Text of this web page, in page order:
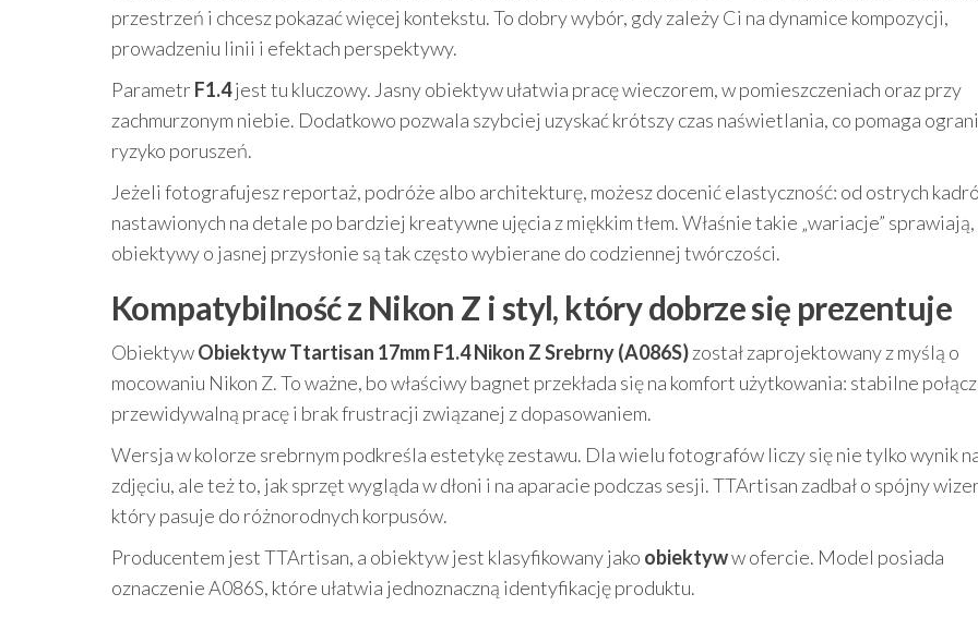
przestrzeń i chcesz pokazać więcej kontekstu. To dobry wybór, gdy zależy Ci na dynamice kompozycji,
prowadzeniu linii i efektach perspektywy.
ParametrF1.4jest tu kluczowy. Jasny obiektyw ułatwia pracę wieczorem, w pomieszczeniach oraz przy
zachmurzonym niebie. Dodatkowo pozwala szybciej uzyskać krótszy czas naświetlania, co pomaga
ryzyko poruszeń.
Jeżeli fotografujesz reportaż, podróże albo architekturę, możesz docenić elastyczność: od ostrych
nastawionych na detale po bardziej kreatywne ujęcia z miękkim tłem. Właśnie takie „wariacje” sprawiają,
obiektywy o jasnej przysłonie są tak często wybierane do codziennej twórczości.
Kompatybilność z Nikon Z i styl, który dobrze się prezentuje
ObiektywObiektyw Ttartisan 17mm F1.4 Nikon Z Srebrny (A086S)został zaprojektowany z myślą o
mocowaniu Nikon Z. To ważne, bo właściwy bagnet przekłada się na komfort użytkowania: stabilne
przewidywalną pracę i brak frustracji związanej z dopasowaniem.
Wersja w kolorze srebrnym podkreśla estetykę zestawu. Dla wielu fotografów liczy się nie tylko wynik
zdjęciu, ale też to, jak sprzęt wygląda w dłoni i na aparacie podczas sesji. TTArtisan zadbał o spójny
który pasuje do różnorodnych korpusów.
Producentem jest TTArtisan, a obiektyw jest klasyfikowany jako obiektyww ofercie. Model posiada
oznaczenie A086S, które ułatwia jednoznaczną identyfikację produktu.